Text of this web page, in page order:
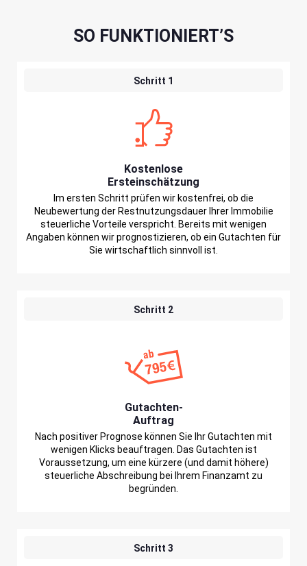
SO FUNKTIONIERT’S
Schritt 1
Kostenlose
Ersteinschätzung
Im ersten Schritt prüfen wir kostenfrei, ob die
Neubewertung der Restnutzungsdauer Ihrer Immobilie
steuerliche Vorteile verspricht. Bereits mit wenigen
Angaben können wir prognostizieren, ob ein Gutachten für
Sie wirtschaftlich sinnvoll ist.
Schritt 2
Gutachten-
Auftrag
Nach positiver Prognose können Sie Ihr Gutachten mit
wenigen Klicks beauftragen. Das Gutachten ist
Voraussetzung, um eine kürzere (und damit höhere)
steuerliche Abschreibung bei Ihrem Finanzamt zu
begründen.
Schritt 3